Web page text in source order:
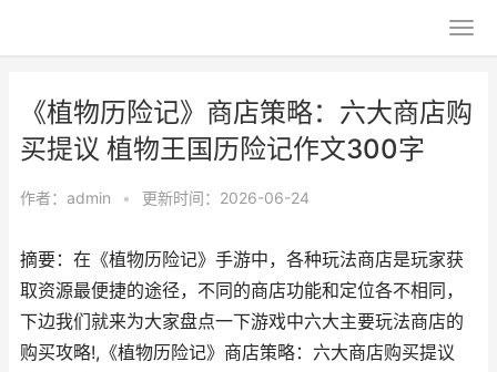
《植物历险记》商店策略：六大商店购
买提议 植物王国历险记作文300字
作者： admin • 更新时间：2026-06-24
摘要：在《植物历险记》手游中，各种玩法商店是玩家获
取资源最便捷的途径，不同的商店功能和定位各不相同，
下边我们就来为大家盘点一下游戏中六大主要玩法商店的
购买攻略!,《植物历险记》商店策略：六大商店购买提议